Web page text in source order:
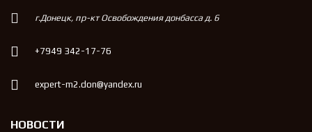
г.Донецк, пр-кт Освобождения донбасса д. 6
+7949 342-17-76
expert-m2.don@yandex.ru
НОВОСТИ